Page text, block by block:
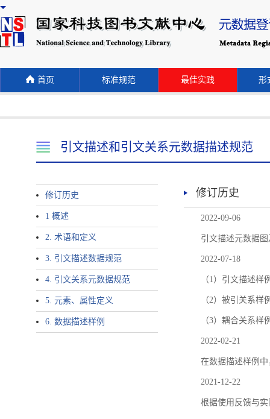
首页 标准规范 最佳实践 形
引文描述和引文关系元数据描述规范
修订历史
1 概述
2. 术语和定义
3. 引文描述数据规范
4. 引文关系元数据规范
5. 元素、属性定义
6. 数据描述样例
修订历史
2022-09-06
引文描述元数据
2022-07-18
（1）引文描述样
（2）被引关系
（3）耦合关系
2022-02-21
在数据描述样例
2021-12-22
根据使用反馈与